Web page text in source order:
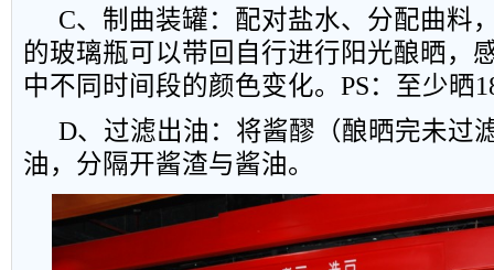
C、制曲装罐：配对盐水、分配曲料
的玻璃瓶可以带回自行进行阳光酿晒，
中不同时间段的颜色变化。 PS：至少晒
D、过滤出油：将酱醪（酿晒完未过
油，分隔开酱渣与酱油。